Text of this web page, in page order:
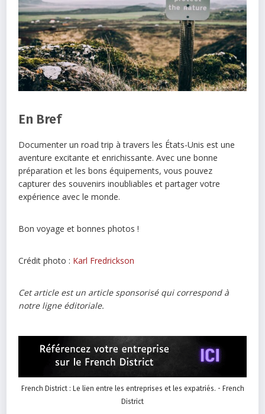
En Bref
Documenter un road trip à travers les États-Unis est une
aventure excitante et enrichissante. Avec une bonne
préparation et les bons équipements, vous pouvez
capturer des souvenirs inoubliables et partager votre
expérience avec le monde.
Bon voyage et bonnes photos !
Crédit photo : Karl Fredrickson
Cet article est un article sponsorisé qui correspond à
notre ligne éditoriale.
French District : Le lien entre les entreprises et les expatriés. - French
District